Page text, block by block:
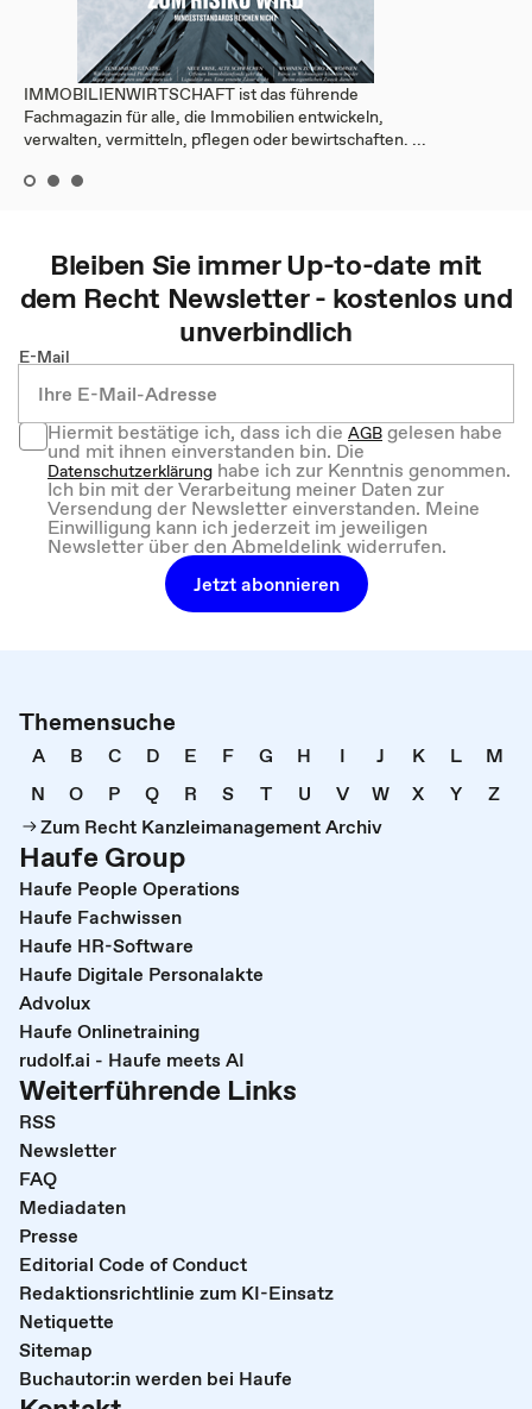
IMMOBILIENWIRTSCHAFT ist das führende
Fachmagazin für alle, die Immobilien entwickeln,
verwalten, vermitteln, pflegen oder bewirtschaften. ...
Bleiben Sie immer Up-to-date mit
dem Recht Newsletter - kostenlos und
unverbindlich
E-Mail
Hiermit bestätige ich, dass ich dieAGBgelesen habe
und mit ihnen einverstanden bin. Die
Datenschutzerklärung habe ich zur Kenntnis genommen.
Ich bin mit der Verarbeitung meiner Daten zur
Versendung der Newsletter einverstanden. Meine
Einwilligung kann ich jederzeit im jeweiligen
Newsletter über den Abmeldelink widerrufen.
Jetzt abonnieren
Themensuche
A B C D E F G H I J K L
M
N
O P Q R S T U V W X Y
Z
Zum Recht Kanzleimanagement Archiv
Haufe Group
Haufe People Operations
Haufe Fachwissen
Haufe HR-Software
Haufe Digitale Personalakte
Advolux
Haufe Onlinetraining
rudolf.ai - Haufe meets AI
Weiterführende Links
RSS
Newsletter
FAQ
Mediadaten
Presse
Editorial Code of Conduct
Redaktionsrichtlinie zum KI-Einsatz
Netiquette
Sitemap
Buchautor:in werden bei Haufe